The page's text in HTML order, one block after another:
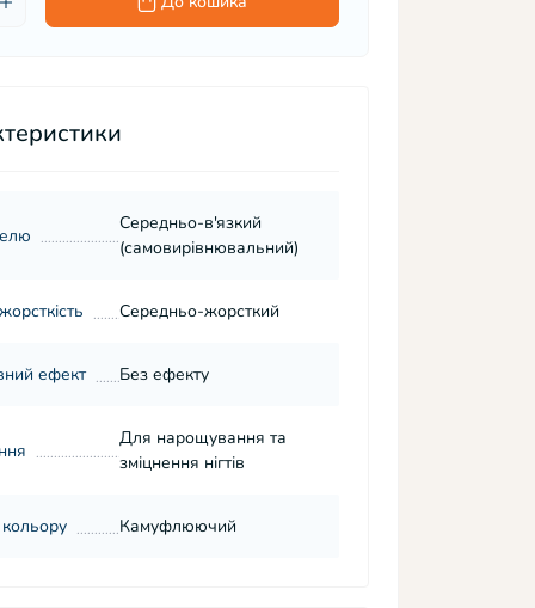
Середньо-в'язкий
(самовирівнювальний)
Середньо-жорсткий
ефект Без ефекту
Для нарощування та
зміцнення нігтів
Камуфлюючий